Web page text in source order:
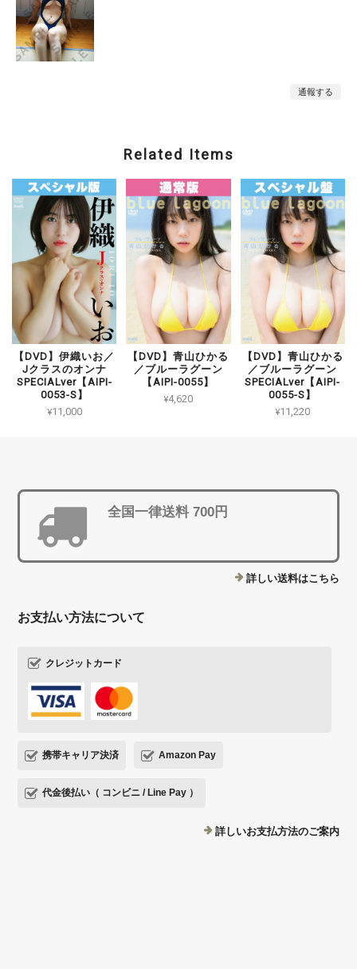
通報する
Related Items
【DVD】伊織いお／
Jクラスのオンナ
SPECIALver【AIPI-
0053-S】
¥11,000
【DVD】青山ひかる
／ブルーラグーン
【AIPI-0055】
¥4,620
【DVD】青山ひかる
／ブルーラグーン
SPECIALver【AIPI-
0055-S】
¥11,220
全国一律送料 700円
詳しい送料はこちら
お支払い方法について
クレジットカード
携帯キャリア決済 Amazon Pay
代金後払い（ コンビニ / Line Pay ）
詳しいお支払方法のご案内